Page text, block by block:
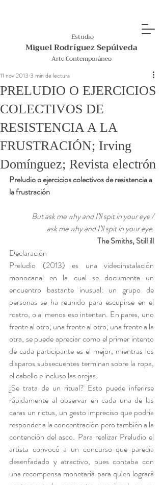
Estudio
Miguel Rodríguez Sepúlveda
Arte Contemporáneo
PRELUDIO O EJERCICIOS
COLECTIVOS DE
RESISTENCIA A LA
FRUSTRACIÓN; Irving
Domínguez; Revista electrón
11 nov 2013 3 min de lectura
Preludio o ejercicios colectivos de resistencia a
la frustración
But ask me why and I’ll spit in your eye /
ask me why and I’ll spit in your eye.
The Smiths, Still ill
Declaración
Preludio (2013) es una videoinstalación
monocanal en la cual se documenta un
encuentro bastante inusual: un grupo de
personas se ha reunido para escupirse en el
rostro, o al menos eso intentan. En pares, uno
frente al otro; una frente al otro; una frente a la
otra, se puede apreciar como el primer intento
de cada participante es el mejor, mientras los
disparos subsecuentes terminan sobre la ropa,
el cabello e incluso las orejas.
¿Se trata de un ritual? Esto puede inferirse
rápidamente al observar en cada una de las
caras un rictus, un gesto impreciso que podría
responder a la concentración pero también a la
contención del asco. Para realizar Preludio el
artista convocó a un concurso que parecía
desenfadado y atractivo, pues contaba con
una recompensa monetaria para quien logrará